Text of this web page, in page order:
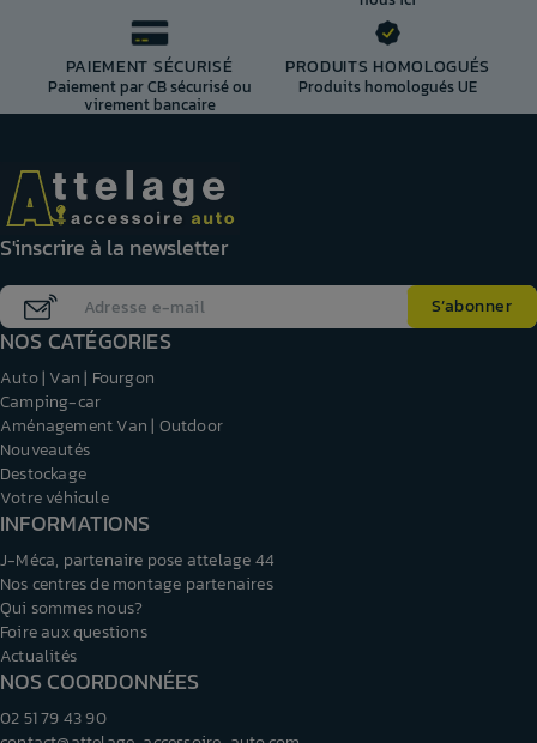
PAIEMENT SÉCURISÉ
Paiement par CB sécurisé ou
virement bancaire
PRODUITS HOMOLOGUÉS
Produits homologués UE
NOS CATÉGORIES
Auto | Van | Fourgon
Camping-car
Aménagement Van | Outdoor
Nouveautés
Destockage
Votre véhicule
INFORMATIONS
J-Méca, partenaire pose attelage 44
Nos centres de montage partenaires
Qui sommes nous?
Foire aux questions
Actualités
NOS COORDONNÉES
02 51 79 43 90
S'inscrire à la newsletter